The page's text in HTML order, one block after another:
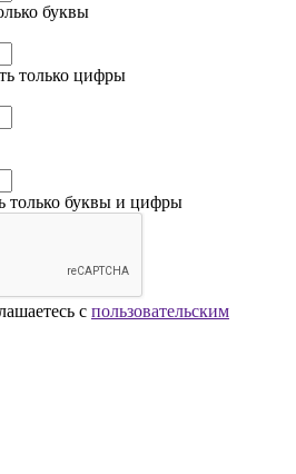
буквы
только цифры
только буквы и цифры
с пользовательским